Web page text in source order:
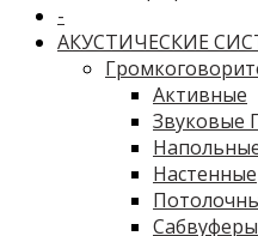
-
АКУСТИЧЕСКИЕ
Активные
Звуковые
Настенные
Сабвуферы